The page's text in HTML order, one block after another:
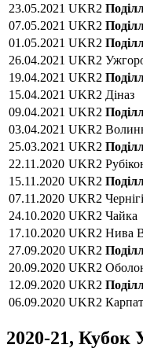
23.05.2021 UKR2
07.05.2021 UKR2
01.05.2021 UKR2
26.04.2021 UKR2
19.04.2021 UKR2
15.04.2021 UKR2 Діназ
09.04.2021 UKR2
03.04.2021 UKR2
25.03.2021 UKR2
22.11.2020 UKR2
15.11.2020 UKR2
07.11.2020 UKR2
24.10.2020 UKR2 Чайка
17.10.2020 UKR2 Нива
27.09.2020 UKR2
20.09.2020 UKR2
12.09.2020 UKR2
06.09.2020 UKR2
2020-21, Кубок